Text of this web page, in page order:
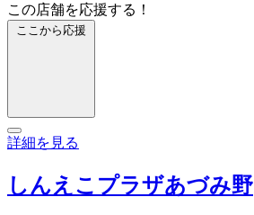
この店舗を応援する！
ここから応援
詳細を見る
しんえこプラザあづみ野